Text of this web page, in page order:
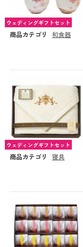
ウェディングギフトセット
商品カテゴリ 和食器
ウェディングギフトセット
商品カテゴリ 寝具